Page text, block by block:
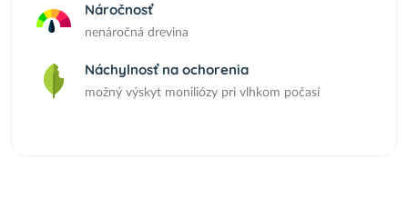
Náročnosť
nenáročná drevina
Náchylnosť na ochorenia
možný výskyt moniliózy pri vlhkom počasí